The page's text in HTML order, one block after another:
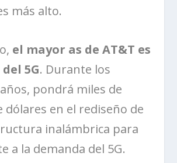
más alto.
el mayor as de AT&T es
5G. Durante los
pondrá miles de
dólares en el rediseño de
inalámbrica para
a la demanda del 5G.